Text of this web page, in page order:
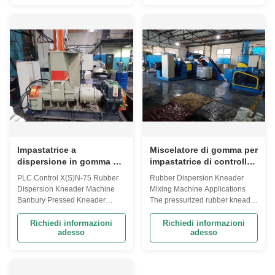
of variety of low viscosity
materials...
low viscosity materials. This ...
Impastatrice a
dispersione in gomma da
75 litri Impastatrice
Banbury Impastatrice a
dispersione
PLC Control X(S)N-75 Rubber
Dispersion Kneader Machine
Banbury Pressed Kneader
Applications The pressurized
rubber kneader machine is
engineered for use in rubber
and rubber product factories.
Richiedi informazioni
adesso
Miscelatore di gomma per
impastatrice di controllo
PLC della macchina
impastatrice di gomma
automatica 125L
Rubber Dispersion Kneader
Mixing Machine Applications
The pressurized rubber kneader
machine is engineered for use
in rubber and rubber product
factories. According to the
structure, the kneader can be
Richiedi informazioni
adesso